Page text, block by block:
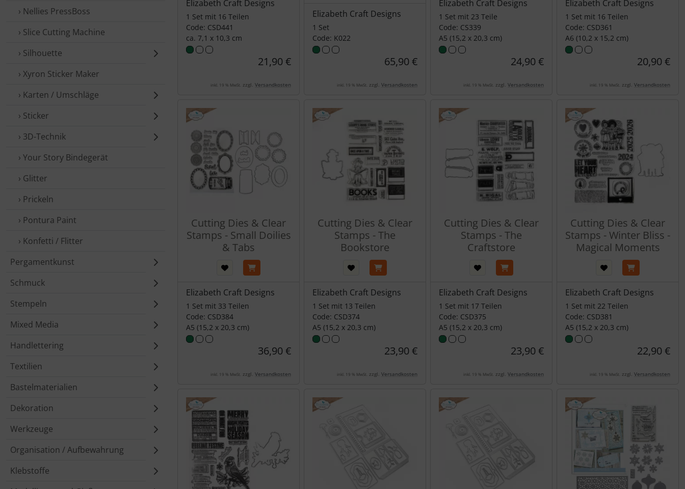
› Nellies PressBoss
› Slice Cutting Machine
› Silhouette
› Xyron Sticker Maker
› Karten / Umschläge
› Sticker
› 3D-Technik
› Your Story Bindegerät
› Glitter
› Prickeln
› Pontura Paint
› Konfetti / Flitter
Pergamentkunst
Schmuck
Stempeln
Mixed Media
Handlettering
Textilien
Bastelmaterialien
Dekoration
Werkzeuge
Organisation / Aufbewahrung
Klebstoffe
Elizabeth Craft Designs
1 Set mit 16 Teilen
Code: CSD441
ca. 7,1 x 10,3 cm
21,90 €
inkl. 19 % MwSt. zzgl. Versandkosten
Elizabeth Craft Designs
1 Set
Code: K022
65,90 €
inkl. 19 % MwSt. zzgl. Versandkosten
Elizabeth Craft Designs
1 Set mit 23 Teile
Code: CS339
A5 (15,2 x 20,3 cm)
24,90 €
inkl. 19 % MwSt. zzgl. Versandkosten
Elizabeth Craft Designs
1 Set mit 16 Teilen
Code: CSD361
A6 (10,2 x 15,2 cm)
20,90 €
inkl. 19 % MwSt. zzgl. Versandkosten
Cutting Dies & Clear
Stamps - Small Doilies
& Tabs
Elizabeth Craft Designs
1 Set mit 33 Teilen
Code: CSD384
A5 (15,2 x 20,3 cm)
36,90 €
inkl. 19 % MwSt. zzgl. Versandkosten
Cutting Dies & Clear
Stamps - The
Bookstore
Elizabeth Craft Designs
1 Set mit 13 Teilen
Code: CSD374
A5 (15,2 x 20,3 cm)
23,90 €
inkl. 19 % MwSt. zzgl. Versandkosten
Cutting Dies & Clear
Stamps - The
Craftstore
Elizabeth Craft Designs
1 Set mit 17 Teilen
Code: CSD375
A5 (15,2 x 20,3 cm)
23,90 €
inkl. 19 % MwSt. zzgl. Versandkosten
Cutting Dies & Clear
Stamps - Winter Bliss -
Magical Moments
Elizabeth Craft Designs
1 Set mit 22 Teilen
Code: CSD381
A5 (15,2 x 20,3 cm)
22,90 €
inkl. 19 % MwSt. zzgl. Versandkosten